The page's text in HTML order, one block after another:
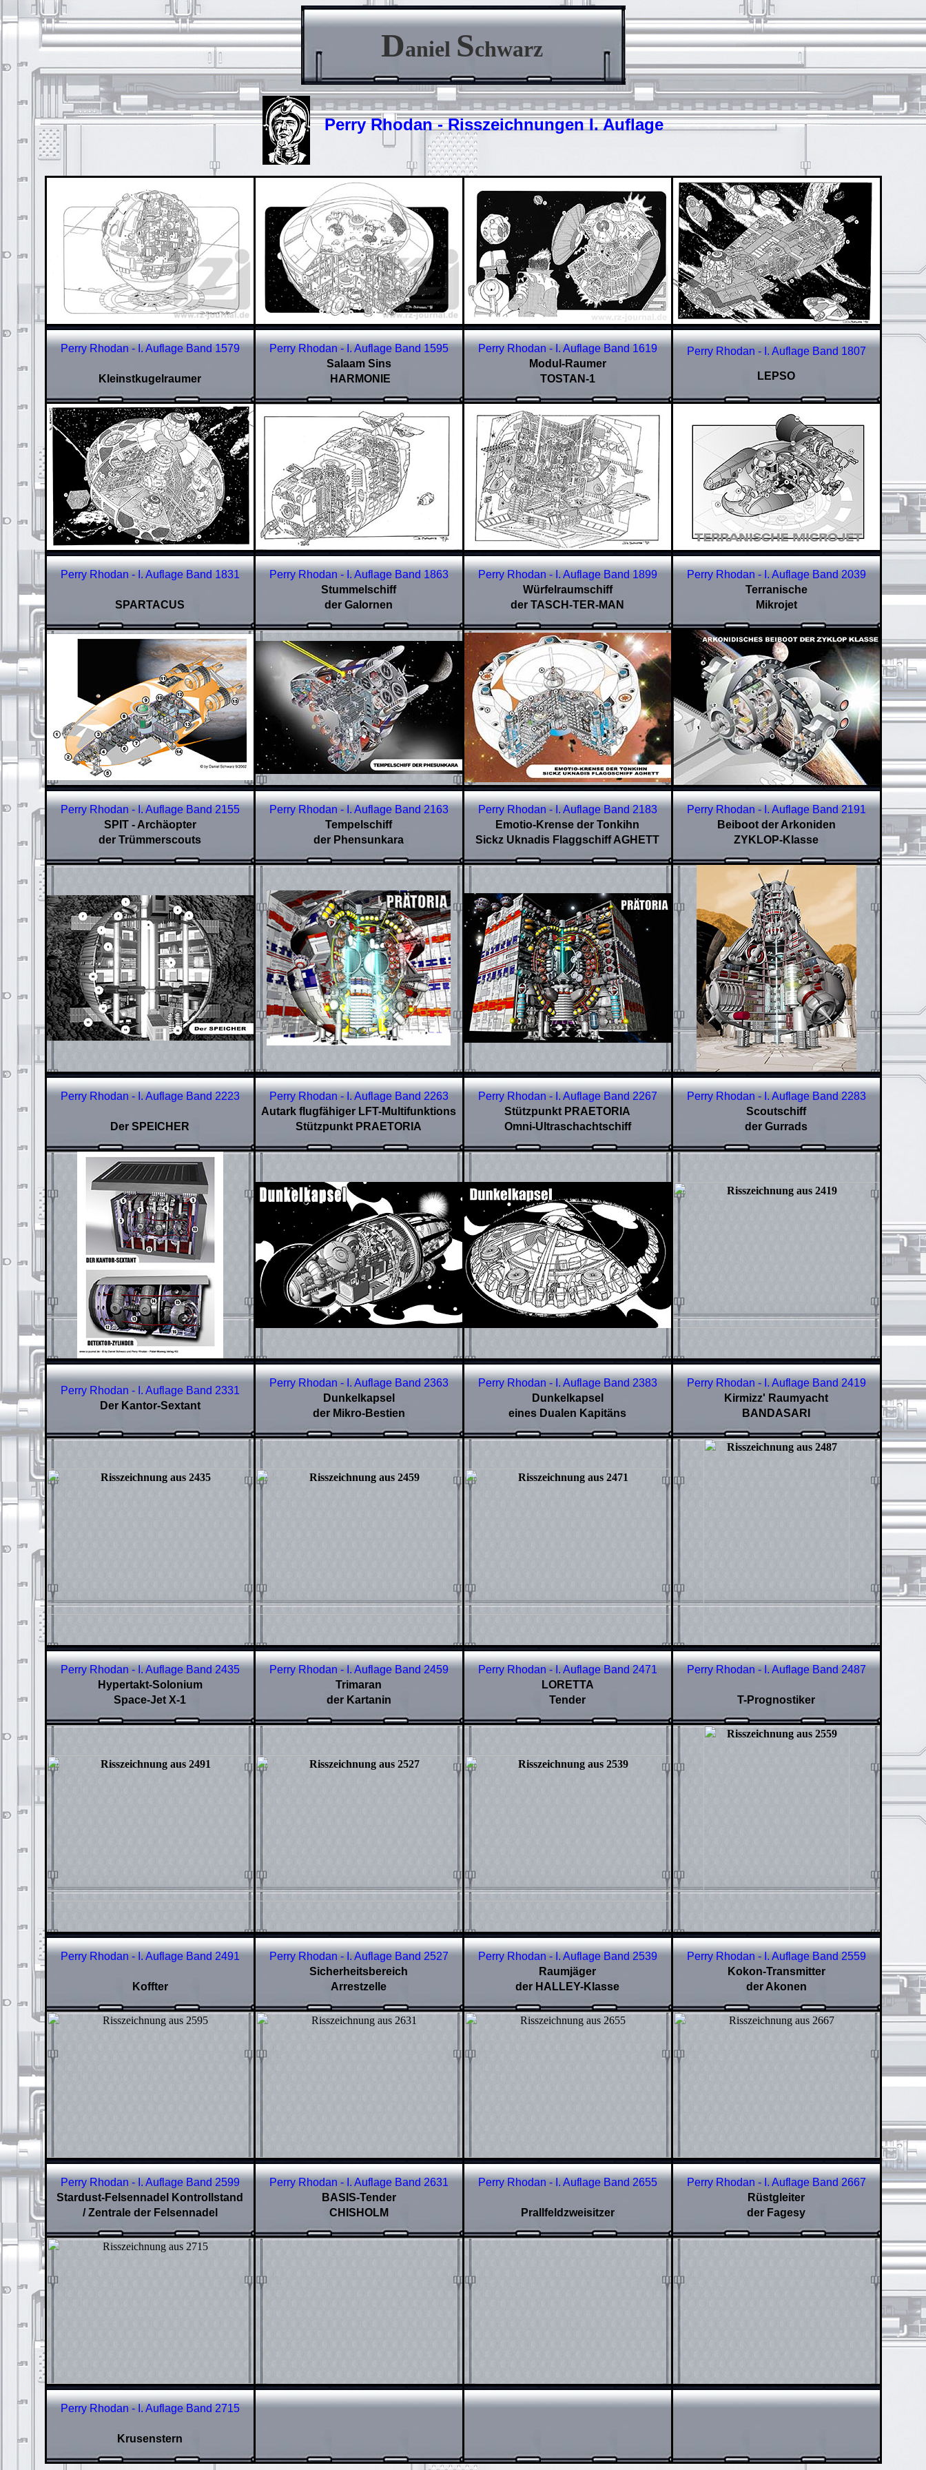
Daniel Schwarz
Perry Rhodan - Risszeichnungen I. Auflage
Perry Rhodan - I. Auflage Band 1579
Kleinstkugelraumer
Perry Rhodan - I. Auflage Band 1595
Salaam Sins
HARMONIE
Perry Rhodan - I. Auflage Band 1619
Modul-Raumer
TOSTAN-1
Perry Rhodan - I. Auflage Band 1807
LEPSO
Perry Rhodan - I. Auflage Band 1831
SPARTACUS
Perry Rhodan - I. Auflage Band 1863
Stummelschiff
der Galornen
Perry Rhodan - I. Auflage Band 1899
Würfelraumschiff
der TASCH-TER-MAN
Perry Rhodan - I. Auflage Band 2039
Terranische
Mikrojet
Perry Rhodan - I. Auflage Band 2155
SPIT - Archäopter
der Trümmerscouts
Perry Rhodan - I. Auflage Band 2163
Tempelschiff
der Phensunkara
Perry Rhodan - I. Auflage Band 2183
Emotio-Krense der Tonkihn
Sickz Uknadis Flaggschiff AGHETT
Perry Rhodan - I. Auflage Band 2191
Beiboot der Arkoniden
ZYKLOP-Klasse
Perry Rhodan - I. Auflage Band 2223
Der SPEICHER
Perry Rhodan - I. Auflage Band 2263
Autark flugfähiger LFT-Multifunktions
Stützpunkt PRAETORIA
Perry Rhodan - I. Auflage Band 2267
Stützpunkt PRAETORIA
Omni-Ultraschachtschiff
Perry Rhodan - I. Auflage Band 2283
Scoutschiff
der Gurrads
Perry Rhodan - I. Auflage Band 2331
Der Kantor-Sextant
Perry Rhodan - I. Auflage Band 2363
Dunkelkapsel
der Mikro-Bestien
Perry Rhodan - I. Auflage Band 2383
Dunkelkapsel
eines Dualen Kapitäns
Perry Rhodan - I. Auflage Band 2419
Kirmizz' Raumyacht
BANDASARI
Perry Rhodan - I. Auflage Band 2435
Hypertakt-Solonium
Space-Jet X-1
Perry Rhodan - I. Auflage Band 2459
Trimaran
der Kartanin
Perry Rhodan - I. Auflage Band 2471
LORETTA
Tender
Perry Rhodan - I. Auflage Band 2487
T-Prognostiker
Perry Rhodan - I. Auflage Band 2491
Koffter
Perry Rhodan - I. Auflage Band 2527
Sicherheitsbereich
Arrestzelle
Perry Rhodan - I. Auflage Band 2539
Raumjäger
der HALLEY-Klasse
Perry Rhodan - I. Auflage Band 2559
Kokon-Transmitter
der Akonen
Perry Rhodan - I. Auflage Band 2599
Stardust-Felsennadel
Kontrollstand
/ Zentrale der Felsennadel
Perry Rhodan - I. Auflage Band 2631
BASIS-Tender
CHISHOLM
Perry Rhodan - I. Auflage Band 2655
Prallfeldzweisitzer
Perry Rhodan - I. Auflage Band 2667
Rüstgleiter
der Fagesy
Perry Rhodan - I. Auflage Band 2715
Krusenstern